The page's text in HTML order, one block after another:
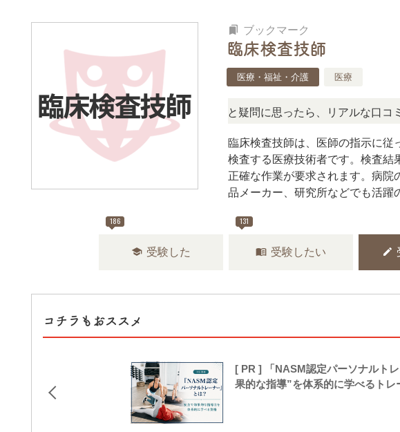
bookmarks ブックマーク
臨床検査技師
医療・福祉・介護 医療
の検定、難しい？」「どんな試験？」と疑問に思ったら、リアルな口コミや
臨床検査技師は、医師の指示に従
検査する医療技術者です。検査結
正確な作業が要求されます。病院
品メーカー、研究所などでも活躍
186
school 受験した
131
menu_book 受験したい edit
コチラもおススメ
[ PR ] 「NASM認定パーソナルト
果的な指導”を体系的に学べるトレ